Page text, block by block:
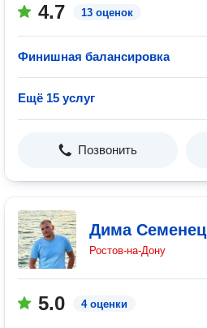
4.7 13 оценок
Финишная балансировка
Ещё 15 услуг
Позвонить
Дима Семенец
Ростов-на-Дону
5.0 4 оценки